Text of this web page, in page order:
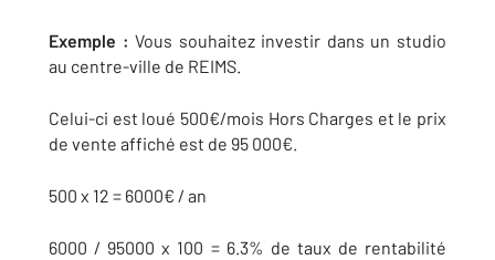
Exemple : Vous souhaitez investir dans un studio
au centre-ville de REIMS.
Celui-ci est loué 500€/mois Hors Charges et le prix
de vente affiché est de 95 000€.
500 x 12 = 6000€ / an
6000 / 95000 x 100 = 6.3% de taux de rentabilité